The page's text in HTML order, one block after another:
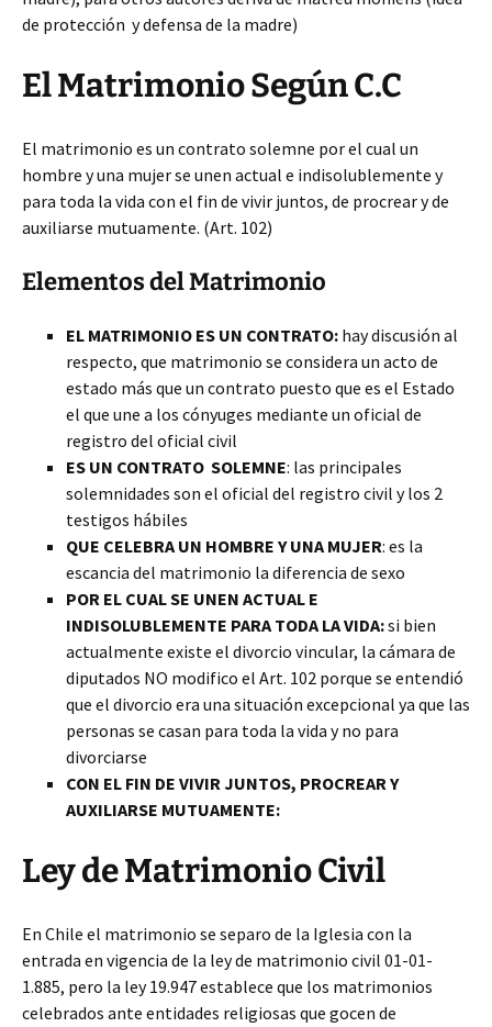
de protección y defensa de la madre)
El Matrimonio Según C.C
El matrimonio es un contrato solemne por el cual un
hombre y una mujer se unen actual e indisolublemente y
para toda la vida con el fin de vivir juntos, de procrear y de
auxiliarse mutuamente. (Art. 102)
Elementos del Matrimonio
EL MATRIMONIO ES UN CONTRATO: hay discusión al
respecto, que matrimonio se considera un acto de
estado más que un contrato puesto que es el Estado
el que une a los cónyuges mediante un oficial de
registro del oficial civil
ES UN CONTRATO SOLEMNE: las principales
solemnidades son el oficial del registro civil y los 2
testigos hábiles
QUE CELEBRA UN HOMBRE Y UNA MUJER: es la
escancia del matrimonio la diferencia de sexo
POR EL CUAL SE UNEN ACTUAL E
INDISOLUBLEMENTE PARA TODA LA VIDA:si bien
actualmente existe el divorcio vincular, la cámara de
diputados NO modifico el Art. 102 porque se entendió
que el divorcio era una situación excepcional ya que las
personas se casan para toda la vida y no para
divorciarse
CON EL FIN DE VIVIR JUNTOS, PROCREAR Y
AUXILIARSE MUTUAMENTE:
Ley de Matrimonio Civil
En Chile el matrimonio se separo de la Iglesia con la
entrada en vigencia de la ley de matrimonio civil 01-01-
1.885, pero la ley 19.947 establece que los matrimonios
celebrados ante entidades religiosas que gocen de